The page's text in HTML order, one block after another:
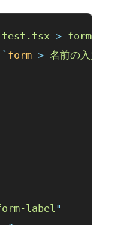
> form
` form > 名前の入力欄
label"